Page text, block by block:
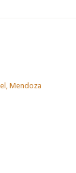
Mendoza